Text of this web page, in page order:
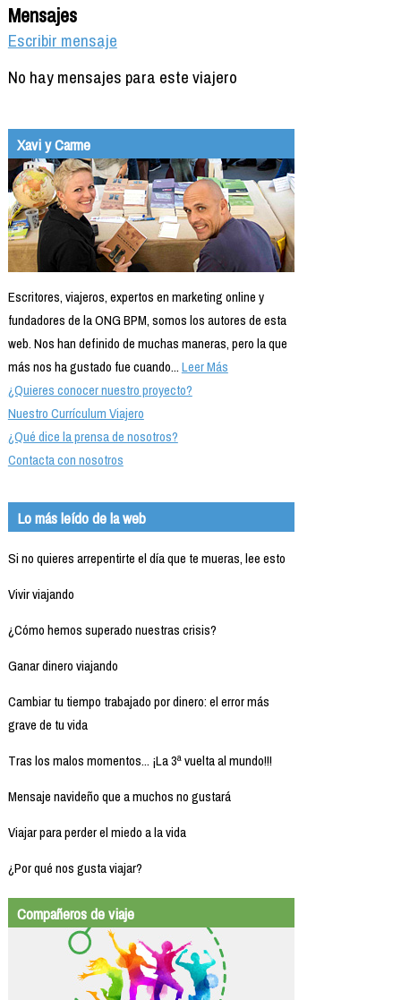
Mensajes
Escribir mensaje
No hay mensajes para este viajero
Xavi y Carme
Escritores, viajeros, expertos en marketing online y
fundadores de la ONG BPM, somos los autores de esta
web. Nos han definido de muchas maneras, pero la que
más nos ha gustado fue cuando...Leer Más
¿Quieres conocer nuestro proyecto?
Nuestro Currículum Viajero
¿Qué dice la prensa de nosotros?
Contacta con nosotros
Lo más leído de la web
Si no quieres arrepentirte el día que te mueras, lee esto
Vivir viajando
¿Cómo hemos superado nuestras crisis?
Ganar dinero viajando
Cambiar tu tiempo trabajado por dinero: el error más
grave de tu vida
Tras los malos momentos... ¡La 3ª vuelta al mundo!!!
Mensaje navideño que a muchos no gustará
Viajar para perder el miedo a la vida
¿Por qué nos gusta viajar?
Compañeros de viaje